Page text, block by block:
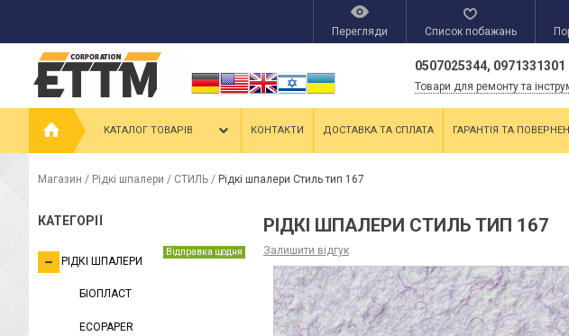
Перегляди Список побажань
0507025344, 0971331301
Товари для ремонту та
КАТАЛОГ ТОВАРІВ КОНТАКТИ ДОСТАВКА ТА СПЛАТА ГАРАНТІЯ ТА
Магазин / Рідкі шпалери / СТИЛЬ / Рідкі шпалери Стиль тип 167
КАТЕГОРІЇ
РІДКІ ШПАЛЕРИ
Відправка щодня
БІОПЛАСТ
ECOPAPER
РІДКІ ШПАЛЕРИ СТИЛЬ ТИП 167
Залишити відгук